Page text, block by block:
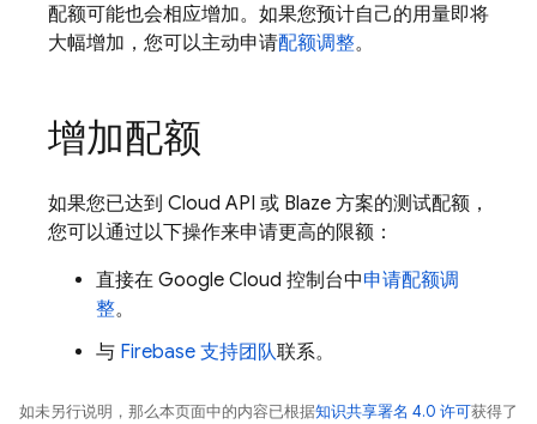
配额可能也会相应增加。如果您预计自己的用量即将
大幅增加，您可以主动申请配额调整。
增加配额
如果您已达到 Cloud API 或 Blaze 方案的测试配额，
您可以通过以下操作来申请更高的限额：
直接在 Google Cloud 控制台中申请配额调
整。
与 Firebase 支持团队联系。
如未另行说明，那么本页面中的内容已根据知识共享署名 4.0 许可获得了